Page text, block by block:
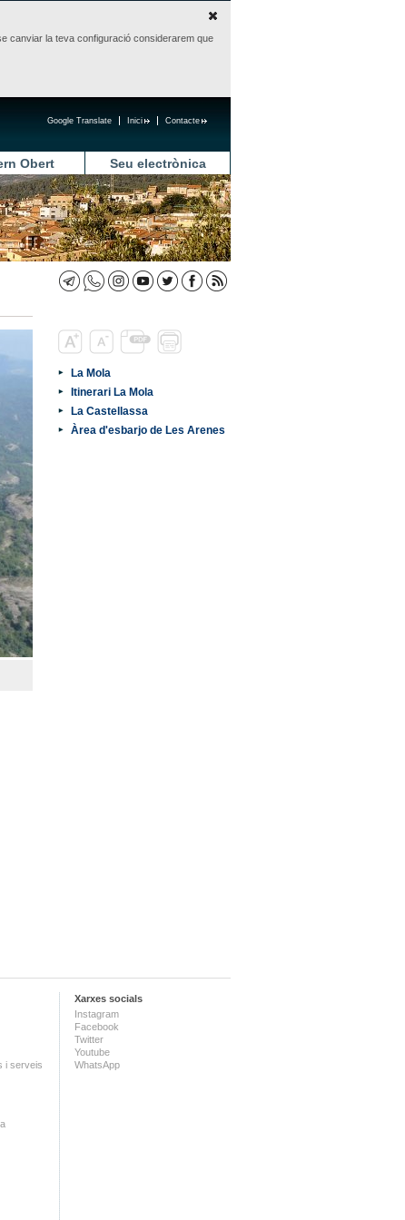
canviar la teva configuració considerarem que
Contacte
Inici
Google Translate
Obert Seu electrònica
La Mola
Itinerari La Mola
La Castellassa
Àrea d'esbarjo de Les Arenes
i serveis
Xarxes socials
Instagram
Facebook
Twitter
Youtube
WhatsApp